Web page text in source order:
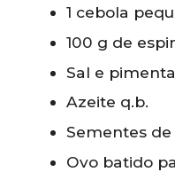
1 cebola
100 g de
Sal e
Azeite q.b.
Sementes
Ovo batido